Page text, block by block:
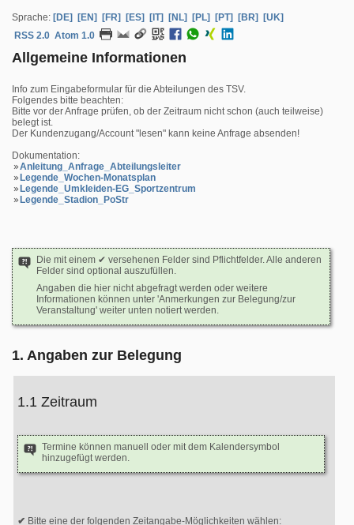
Sprache: [DE] [EN] [FR] [ES] [IT] [NL] [PL] [PT] [BR]
[UK]
RSS 2.0 Atom 1.0
Allgemeine Informationen
Info zum Eingabeformular für die Abteilungen des TSV.
Folgendes bitte beachten:
Bitte vor der Anfrage prüfen, ob der Zeitraum nicht schon (auch teilweise)
belegt ist.
Der Kundenzugang/Account "lesen" kann keine Anfrage absenden!
Dokumentation:
Anleitung_Anfrage_Abteilungsleiter
Legende_Wochen-Monatsplan
Legende_Umkleiden-EG_Sportzentrum
Legende_Stadion_PoStr
Die mit einem ✔ versehenen Felder sind Pflichtfelder. Alle anderen
Felder sind optional auszufüllen.
Angaben die hier nicht abgefragt werden oder weitere
Informationen können unter 'Anmerkungen zur Belegung/zur
Veranstaltung' weiter unten notiert werden.
1. Angaben zur Belegung
1.1 Zeitraum
Termine können manuell oder mit dem Kalendersymbol
hinzugefügt werden.
Bitte eine der folgenden Zeitangabe-Möglichkeiten wählen: